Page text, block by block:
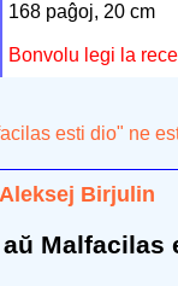
168 paĝoj, 20 cm
Bonvolu legi la
esti dio" ne
Aleksej Birjulin
Malfacilas